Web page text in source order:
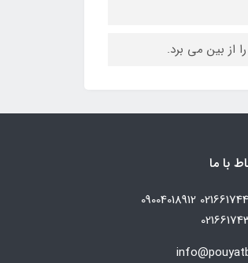
از بین می برد.
با ما
02166174496 09004018912